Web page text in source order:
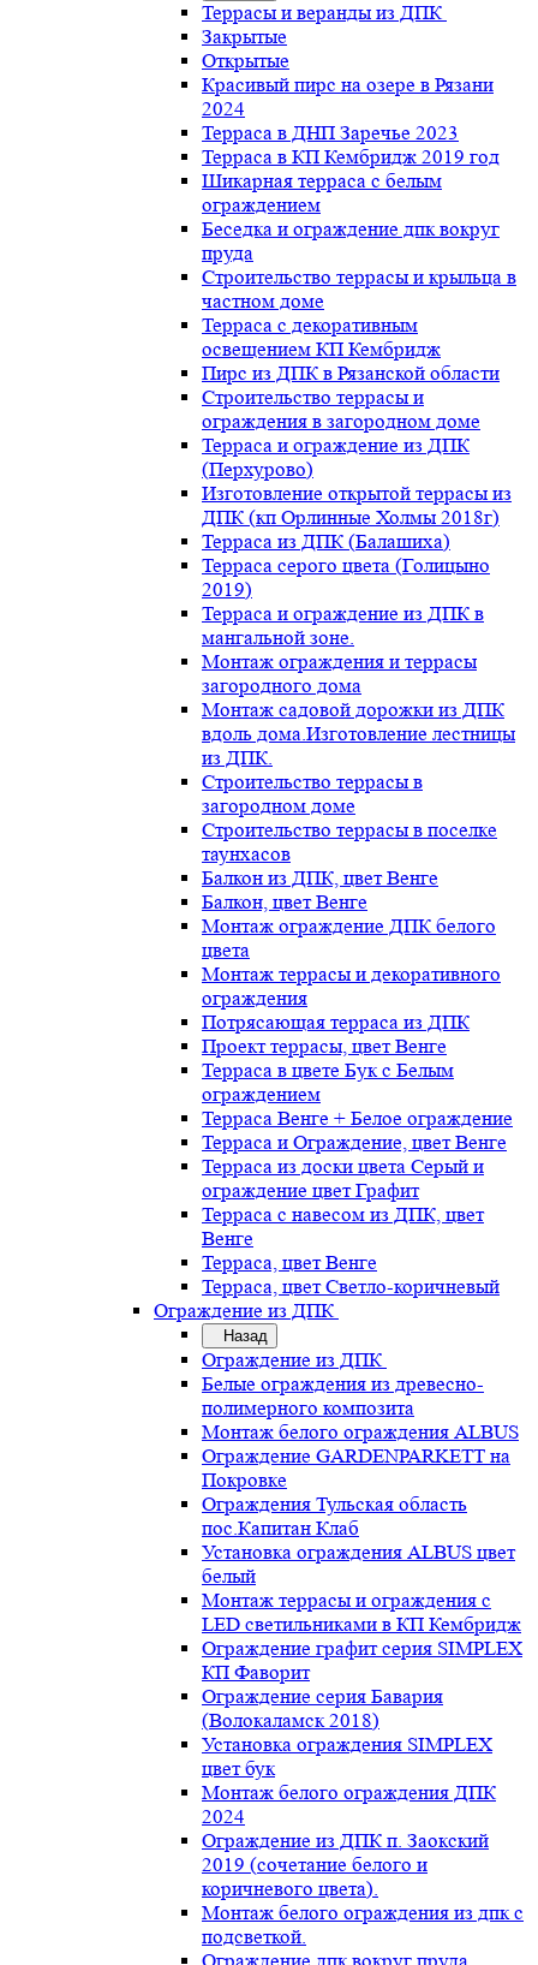
Террасы и веранды из ДПК
Закрытые
Открытые
Красивый пирс на озере в Рязани
2024
Терраса в ДНП Заречье 2023
Терраса в КП Кембридж 2019 год
Шикарная терраса с белым
ограждением
Беседка и ограждение дпк вокруг
пруда
Строительство террасы и крыльца в
частном доме
Терраса с декоративным
освещением КП Кембридж
Пирс из ДПК в Рязанской области
Строительство террасы и
ограждения в загородном доме
Терраса и ограждение из ДПК
(Перхурово)
Изготовление открытой террасы из
ДПК (кп Орлинные Холмы 2018г)
Терраса из ДПК (Балашиха)
Терраса серого цвета (Голицыно
2019)
Терраса и ограждение из ДПК в
мангальной зоне.
Монтаж ограждения и террасы
загородного дома
Монтаж садовой дорожки из ДПК
вдоль дома.Изготовление лестницы
из ДПК.
Строительство террасы в
загородном доме
Строительство террасы в поселке
таунхасов
Балкон из ДПК, цвет Венге
Балкон, цвет Венге
Монтаж ограждение ДПК белого
цвета
Монтаж террасы и декоративного
ограждения
Потрясающая терраса из ДПК
Проект террасы, цвет Венге
Терраса в цвете Бук с Белым
ограждением
Терраса Венге + Белое ограждение
Терраса и Ограждение, цвет Венге
Терраса из доски цвета Серый и
ограждение цвет Графит
Терраса с навесом из ДПК, цвет
Венге
Терраса, цвет Венге
Терраса, цвет Светло-коричневый
Ограждение из ДПК
Назад
Ограждение из ДПК
Белые ограждения из древесно-
полимерного композита
Монтаж белого ограждения ALBUS
Ограждение GARDENPARKETT на
Покровке
Ограждения Тульская область
пос.Капитан Клаб
Установка ограждения ALBUS цвет
белый
Монтаж террасы и ограждения с
LED светильниками в КП Кембридж
Ограждение графит серия SIMPLEX
КП Фаворит
Ограждение серия Бавария
(Волокаламск 2018)
Установка ограждения SIMPLEX
цвет бук
Монтаж белого ограждения ДПК
2024
Ограждение из ДПК п. Заокский
2019 (сочетание белого и
коричневого цвета).
Монтаж белого ограждения из дпк с
подсветкой.